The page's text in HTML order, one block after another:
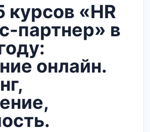
«HR
партнер» в
онлайн.